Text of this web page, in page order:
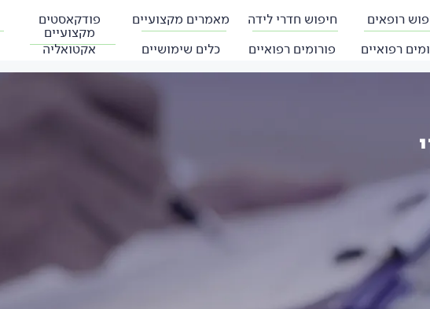
רופאים חיפוש חדרי לידה מאמרים מקצועיים פודקאסטים
מקצועיים
רפואיים
פורומים רפואיים כלים שימושיים אקטואליה